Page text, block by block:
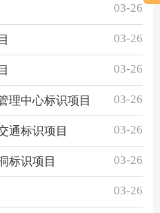
03-26
03-26
03-26
理中心标识项目 03-26
通标识项目 03-26
标识项目 03-26
03-26